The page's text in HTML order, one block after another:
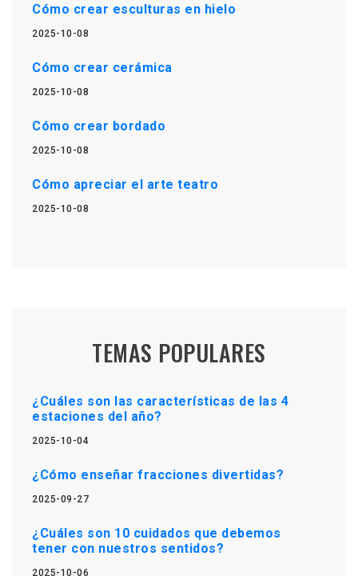
Cómo crear esculturas en hielo
2025-10-08
Cómo crear cerámica
2025-10-08
Cómo crear bordado
2025-10-08
Cómo apreciar el arte teatro
2025-10-08
TEMAS POPULARES
¿Cuáles son las características de las 4
estaciones del año?
2025-10-04
¿Cómo enseñar fracciones divertidas?
2025-09-27
¿Cuáles son 10 cuidados que debemos
tener con nuestros sentidos?
2025-10-06